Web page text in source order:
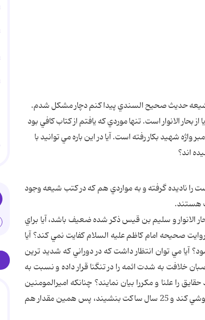
شيعه حديث صحيح السندي پيدا كنم دچار مشكل شدم.
الانوار است. تنها موردي كه يافتم از كتاب كافي بود
شهيد بكار رفته است. آيا در اين باره مي توانيد با
اند؟
را ناديده گرفته و به مواردي هم كه در كتب شيعه وجود
هستند.
و سليم بن قيس ذكر شده ضعيف باشد، آيا براي
صحيحه امام كاظم عليه السلام كفايت نمي كند؟ آيا
آيا مي توان انتظار داشت كه در دوراني كه شديد ترين
خلافت به شدت ائمه را در تنگنا قرار داده و نسبت به
را علنا و مكررا بيان نمايند؟ چنانكه اميرالمومنين
مجبور شد به خاطر حفظ كيان اسلام از امر مهمي همچون خلافت چشم پوشي كند و 25 سال ساكت بنشيند، پس همين مقدار هم